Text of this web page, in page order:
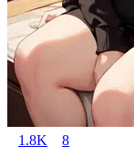
1.8K 8